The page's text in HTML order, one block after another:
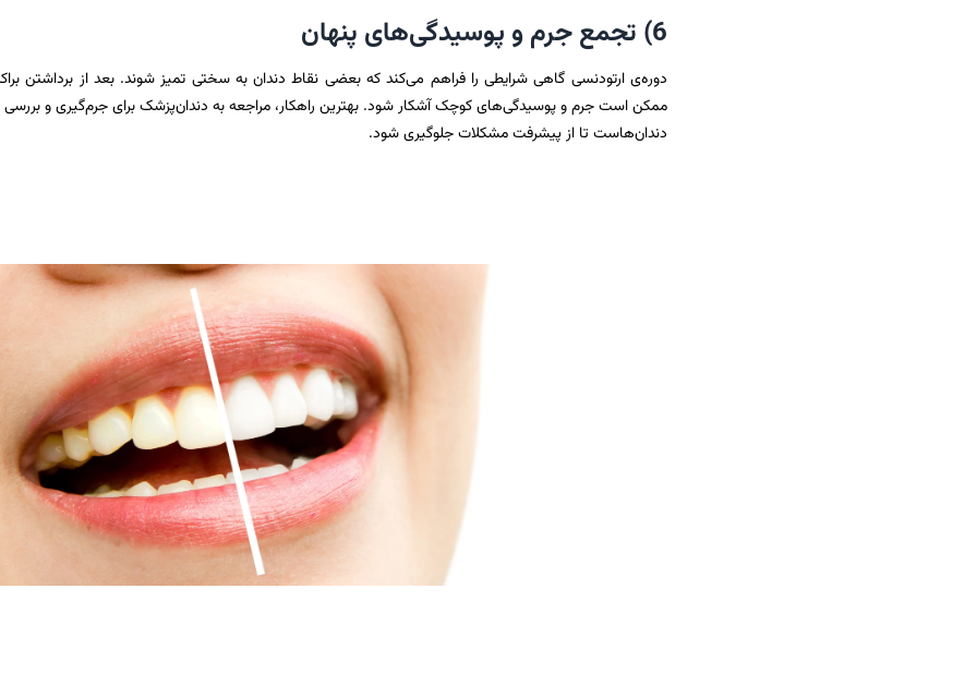
6) تجمع جرم و پوسیدگی‌های پنهان
دوره‌ی ارتودنسی گاهی شرایطی را فراهم می‌کند که بعضی نقاط دندان به سختی تمیز شوند. بعد از برداشتن
ممکن است جرم و پوسیدگی‌های کوچک آشکار شود. بهترین راهکار، مراجعه به دندان‌پزشک برای جرم‌گیری و بررسی
دندان‌هاست تا از پیشرفت مشکلات جلوگیری شود.